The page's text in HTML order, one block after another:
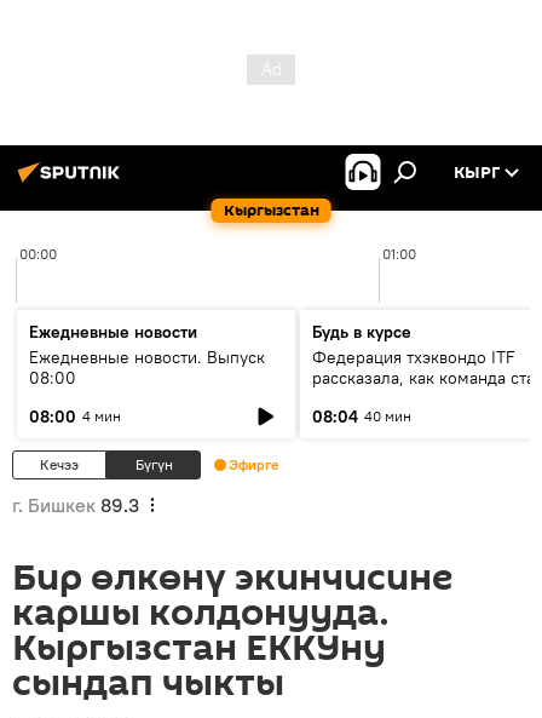
Кыргызстан
КЫРГ
00:00 01:00
Ежедневные новости
Ежедневные новости. Выпуск
08:00
08:00 4 мин
Будь в курсе
Федерация тхэквондо ITF
рассказала, как команда
08:04 40 мин
Кечээ Бүгүн Эфирге
г. Бишкек 89.3
Бир өлкөнү экинчисине
каршы колдонууда.
Кыргызстан ЕККУну
сындап чыкты